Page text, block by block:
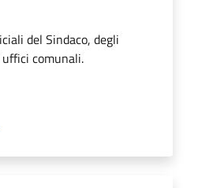
del Sindaco, degli
comunali.